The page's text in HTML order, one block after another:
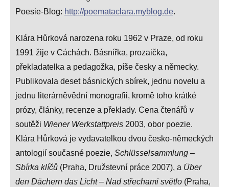
Poesie-Blog: http://poemataclara.myblog.de.
Klára Hůrková narozena roku 1962 v Praze, od roku
1991 žije v Cáchách. Básnířka, prozaička,
překladatelka a pedagožka, píše česky a německy.
Publikovala deset básnických sbírek, jednu novelu a
jednu literárněvědní monografii, kromě toho krátké
prózy, články, recenze a překlady. Cena čtenářů v
soutěži Wiener Werkstattpreis 2003, obor poezie.
Klára Hůrková je vydavatelkou dvou česko-německých
antologií současné poezie, Schlüsselsammlung –
Sbírka klíčů (Praha, Družstevní práce 2007), a Über
den Dächern das Licht – Nad střechami světlo (Praha,